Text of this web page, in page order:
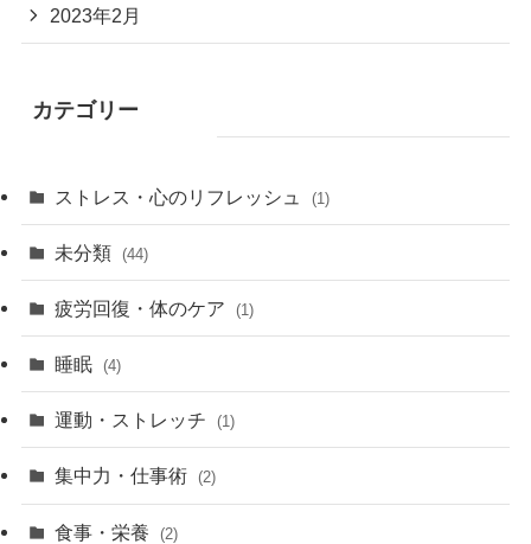
2023年2月
カテゴリー
ストレス・心のリフレッシュ (1)
未分類 (44)
疲労回復・体のケア (1)
睡眠 (4)
運動・ストレッチ (1)
集中力・仕事術 (2)
食事・栄養 (2)